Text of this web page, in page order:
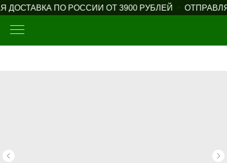
ДОСТАВКА ПО РОССИИ ОТ 3900 РУБЛЕЙ